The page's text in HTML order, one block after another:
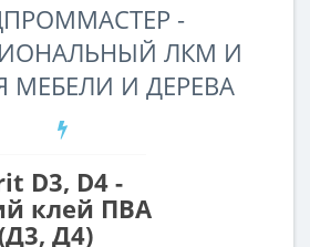
-
ЛКМ И
МЕБЕЛИ И ДЕРЕВА
D3, D4 -
клей ПВА
Д4)